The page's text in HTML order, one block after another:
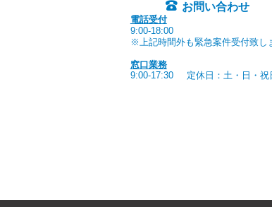
お問い合わせ
電話受付
9:00-18:00
※上記時間外も緊急案件受付致し
窓口業務
9:00-17:30
定休日：土・日・祝